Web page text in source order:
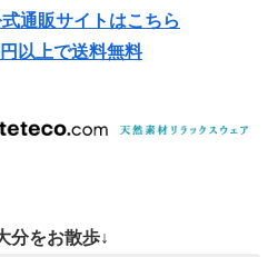
通販サイトはこちら
以上で送料無料
分をお散歩↓